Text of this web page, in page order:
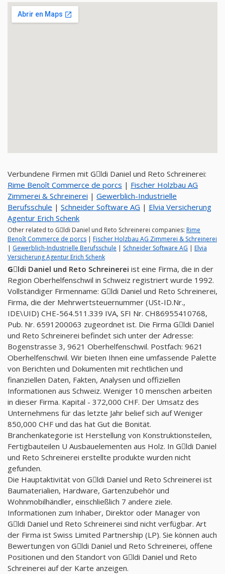
Verbundene Firmen mit Gِldi Daniel und Reto Schreinerei:
Rime Benoît Commerce de porcs | Fischer Holzbau AG
Zimmerei & Schreinerei | Gewerblich-Industrielle
Berufsschule | Schneider Software AG | Elvia Versicherung
Agentur Erich Schenk
Other related to Gِldi Daniel und Reto Schreinerei companies: Rime
Benoît Commerce de porcs | Fischer Holzbau AG Zimmerei & Schreinerei
| Gewerblich-Industrielle Berufsschule | Schneider Software AG | Elvia
Versicherung Agentur Erich Schenk
Gِldi Daniel und Reto Schreinerei ist eine Firma, die in der
Region Oberhelfenschwil in Schweiz registriert wurde 1992.
Vollständiger Firmenname: Gِldi Daniel und Reto Schreinerei,
Firma, die der Mehrwertsteuernummer (USt-ID.Nr.,
IDE\UID) CHE-564.511.339 IVA, SFI Nr. CH86955410768,
Pub. Nr. 6591200063 zugeordnet ist. Die Firma Gِldi Daniel
und Reto Schreinerei befindet sich unter der Adresse:
Bogenstrasse 3, 9621 Oberhelfenschwil. Postfach: 9621
Oberhelfenschwil. Wir bieten Ihnen eine umfassende Palette
von Berichten und Dokumenten mit rechtlichen und
finanziellen Daten, Fakten, Analysen und offiziellen
Informationen aus Schweiz. Weniger 10 menschen arbeiten
in dieser Firma. Kapital - 372,000 CHF. Der Umsatz des
Unternehmens für das letzte Jahr belief sich auf Weniger
850,000 CHF und das hat Gut die Bonität.
Branchenkategorie ist Herstellung von Konstruktionsteilen,
Fertigbauteilen U Ausbauelementen aus Holz. In Gِldi Daniel
und Reto Schreinerei erstellte produkte wurden nicht
gefunden.
Die Hauptaktivität von Gِldi Daniel und Reto Schreinerei ist
Baumaterialien, Hardware, Gartenzubehör und
Wohnmobilhändler, einschließlich 7 andere ziele.
Informationen zum Inhaber, Direktor oder Manager von
Gِldi Daniel und Reto Schreinerei sind nicht verfügbar. Art
der Firma ist Swiss Limited Partnership (LP). Sie können auch
Bewertungen von Gِldi Daniel und Reto Schreinerei, offene
Positionen und den Standort von Gِldi Daniel und Reto
Schreinerei auf der Karte anzeigen.